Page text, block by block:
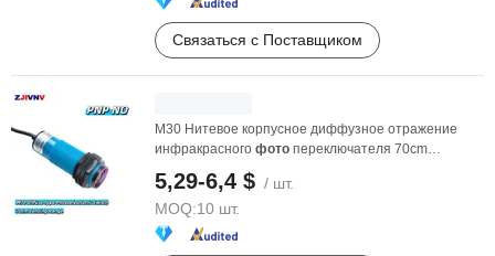
Связаться с Поставщиком
M30 Нитевое корпусное диффузное отражение
инфракрасного фото переключателя 70cm
Диапазон обнаружения ...
5,29-6,4 $ / шт.
MOQ:10 шт.